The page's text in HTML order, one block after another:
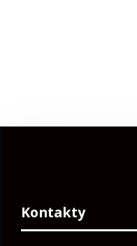
Kontakty